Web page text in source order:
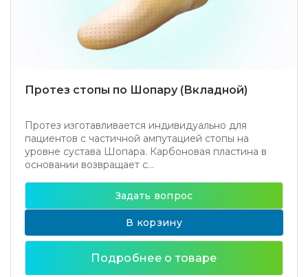
Протез стопы по Шопару (Вкладной)
Протез изготавливается индивидуально для
пациентов с частичной ампутацией стопы на
уровне сустава Шопара. Карбоновая пластина в
основании возвращает с...
Задать вопрос
В корзину
Подробнее о товаре